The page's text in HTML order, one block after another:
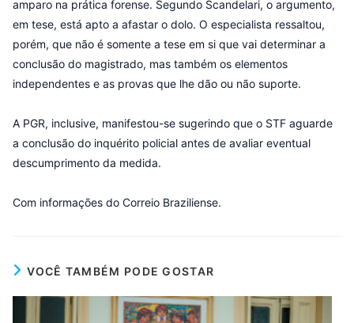
amparo na prática forense. Segundo Scandelari, o argumento,
em tese, está apto a afastar o dolo. O especialista ressaltou,
porém, que não é somente a tese em si que vai determinar a
conclusão do magistrado, mas também os elementos
independentes e as provas que lhe dão ou não suporte.
A PGR, inclusive, manifestou-se sugerindo que o STF aguarde
a conclusão do inquérito policial antes de avaliar eventual
descumprimento da medida.
Com informações do Correio Braziliense.
VOCÊ TAMBÉM PODE GOSTAR